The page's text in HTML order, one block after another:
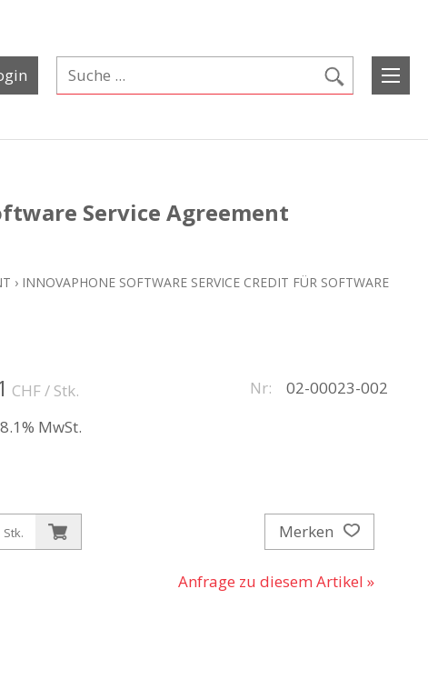
Service Agreement
› INNOVAPHONE SOFTWARE SERVICE CREDIT FÜR SOFTWARE
CHF/ Stk.
MwSt.
Nr: 02-00023-002
Stk. Merken
Anfrage zu diesem Artikel »